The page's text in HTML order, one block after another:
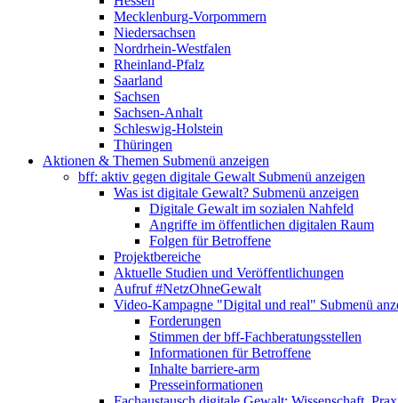
Mecklenburg-Vorpommern
Niedersachsen
Nordrhein-Westfalen
Rheinland-Pfalz
Saarland
Sachsen
Sachsen-Anhalt
Schleswig-Holstein
Thüringen
Aktionen & Themen Submenü anzeigen
bff: aktiv gegen digitale Gewalt Submenü anzeigen
Was ist digitale Gewalt? Submenü anzeigen
Digitale Gewalt im sozialen Nahfeld
Angriffe im öffentlichen digitalen Raum
Folgen für Betroffene
Projektbereiche
Aktuelle Studien und Veröffentlichungen
Aufruf #NetzOhneGewalt
Video-Kampagne "Digital und real" Submenü
Forderungen
Stimmen der bff-Fachberatungsstellen
Informationen für Betroffene
Inhalte barriere-arm
Presseinformationen